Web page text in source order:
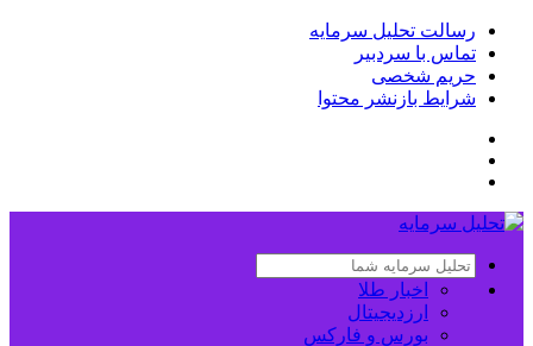
رسالت تحلیل سرمایه
تماس با سردبیر
حریم شخصی
شرایط بازنشر محتوا
اخبار طلا
ارزدیجیتال
بورس و فارکس